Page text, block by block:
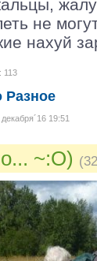
не
нахуй
113
Разное
декабря´16 19:51
~:O)